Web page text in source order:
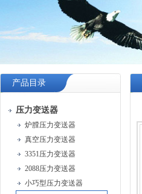
产品目录
压力变送器
炉膛压力变送器
真空压力变送器
3351压力变送器
2088压力变送器
小巧型压力变送器